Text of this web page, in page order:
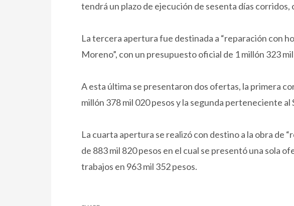
tendrá un plazo de ejecución de sesenta días
La tercera apertura fue destinada a “reparación con
Moreno”, con un presupuesto oficial de 1 millón 323
A esta última se presentaron dos ofertas, la primera
millón 378 mil 020 pesos y la segunda perteneciente
La cuarta apertura se realizó con destino a la obra de
de 883 mil 820 pesos en el cual se presentó una sola
trabajos en 963 mil 352 pesos.